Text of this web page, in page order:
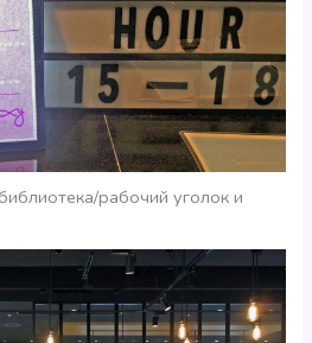
рабочий уголок и